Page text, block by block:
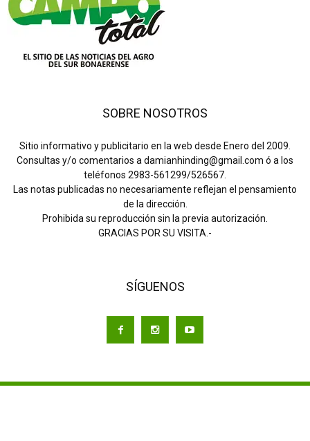
SOBRE NOSOTROS
Sitio informativo y publicitario en la web desde Enero del 2009.
Consultas y/o comentarios a damianhinding@gmail.com ó a los
teléfonos 2983-561299/526567.
Las notas publicadas no necesariamente reflejan el pensamiento
de la dirección.
Prohibida su reproducción sin la previa autorización.
GRACIAS POR SU VISITA.-
SÍGUENOS